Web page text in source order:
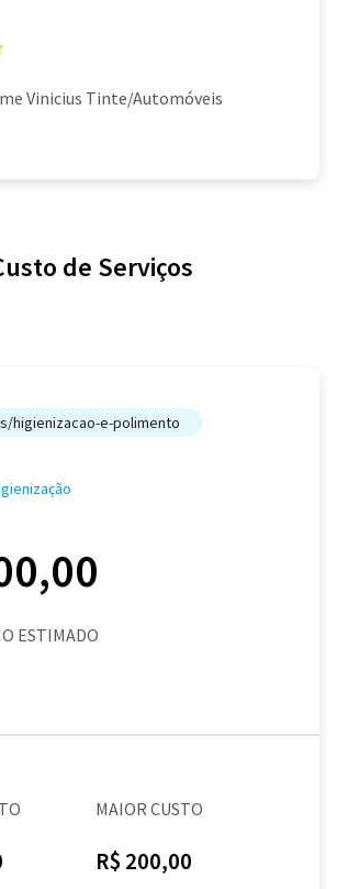
Vinicius Tinte/Automóveis
de Serviços
higienizacao-e-polimento
ESTIMADO
MAIOR CUSTO
R$ 200,00